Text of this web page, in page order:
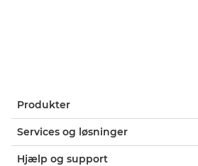
Produkter
Services og løsninger
Hjælp og support